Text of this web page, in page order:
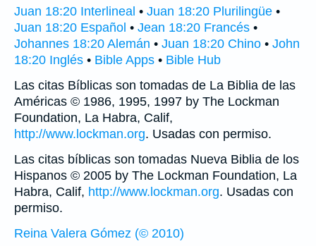
Juan 18:20 Interlineal • Juan 18:20 Plurilingüe •
Juan 18:20 Español • Jean 18:20 Francés •
Johannes 18:20 Alemán • Juan 18:20 Chino • John
18:20 Inglés • Bible Apps • Bible Hub
Las citas Bíblicas son tomadas de La Biblia de las
Américas © 1986, 1995, 1997 by The Lockman
Foundation, La Habra, Calif,
http://www.lockman.org. Usadas con permiso.
Las citas bíblicas son tomadas Nueva Biblia de los
Hispanos © 2005 by The Lockman Foundation, La
Habra, Calif, http://www.lockman.org. Usadas con
permiso.
Reina Valera Gómez (© 2010)